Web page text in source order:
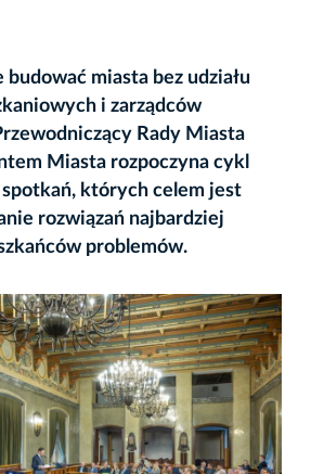
budować miasta bez udziału
i zarządców
Rady Miasta
Miasta rozpoczyna cykl
których celem jest
rozwiązań najbardziej
problemów.